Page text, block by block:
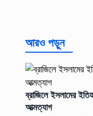
আরও পড়ুন
ব্রাজিলে ইসলামের
আত্মত্যাগ